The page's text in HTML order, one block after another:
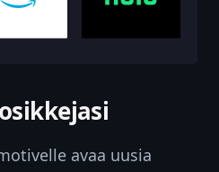
avaa uusia